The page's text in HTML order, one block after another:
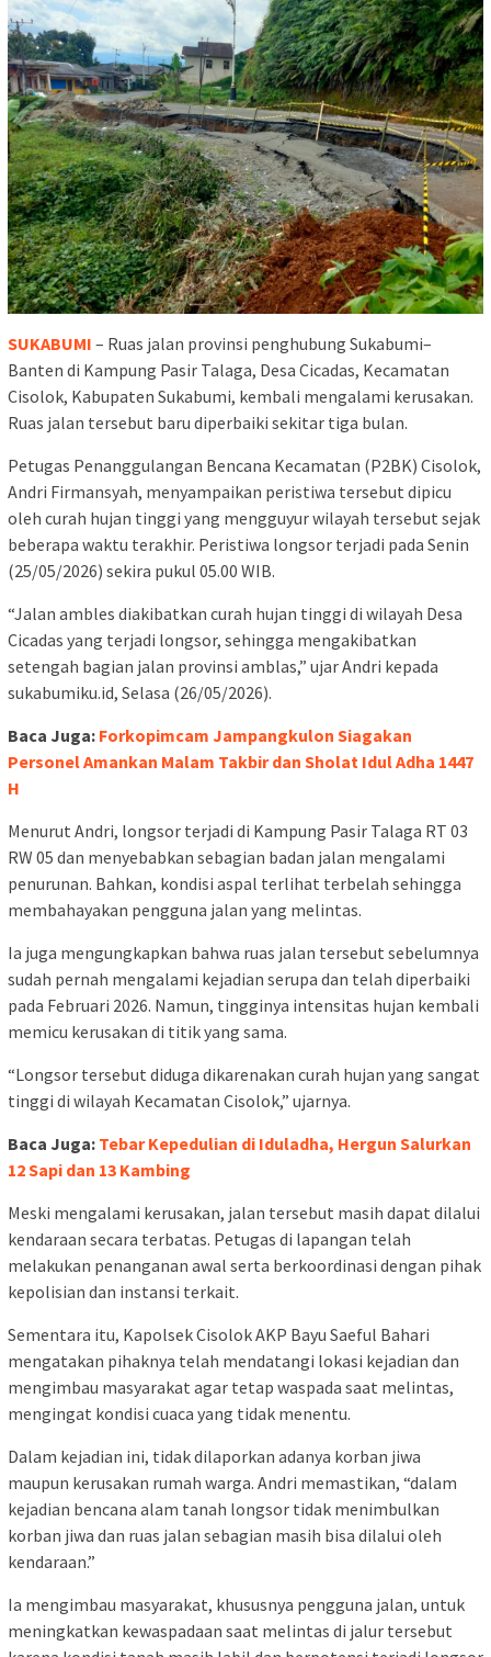
SUKABUMI – Ruas jalan provinsi penghubung Sukabumi–
Banten di Kampung Pasir Talaga, Desa Cicadas, Kecamatan
Cisolok, Kabupaten Sukabumi, kembali mengalami kerusakan.
Ruas jalan tersebut baru diperbaiki sekitar tiga bulan.
Petugas Penanggulangan Bencana Kecamatan (P2BK) Cisolok,
Andri Firmansyah, menyampaikan peristiwa tersebut dipicu
oleh curah hujan tinggi yang mengguyur wilayah tersebut sejak
beberapa waktu terakhir. Peristiwa longsor terjadi pada Senin
(25/05/2026) sekira pukul 05.00 WIB.
“Jalan ambles diakibatkan curah hujan tinggi di wilayah Desa
Cicadas yang terjadi longsor, sehingga mengakibatkan
setengah bagian jalan provinsi amblas,” ujar Andri kepada
sukabumiku.id, Selasa (26/05/2026).
Baca Juga: Forkopimcam Jampangkulon Siagakan
Personel Amankan Malam Takbir dan Sholat Idul Adha 1447
H
Menurut Andri, longsor terjadi di Kampung Pasir Talaga RT 03
RW 05 dan menyebabkan sebagian badan jalan mengalami
penurunan. Bahkan, kondisi aspal terlihat terbelah sehingga
membahayakan pengguna jalan yang melintas.
Ia juga mengungkapkan bahwa ruas jalan tersebut sebelumnya
sudah pernah mengalami kejadian serupa dan telah diperbaiki
pada Februari 2026. Namun, tingginya intensitas hujan kembali
memicu kerusakan di titik yang sama.
“Longsor tersebut diduga dikarenakan curah hujan yang sangat
tinggi di wilayah Kecamatan Cisolok,” ujarnya.
Baca Juga: Tebar Kepedulian di Iduladha, Hergun Salurkan
12 Sapi dan 13 Kambing
Meski mengalami kerusakan, jalan tersebut masih dapat dilalui
kendaraan secara terbatas. Petugas di lapangan telah
melakukan penanganan awal serta berkoordinasi dengan pihak
kepolisian dan instansi terkait.
Sementara itu, Kapolsek Cisolok AKP Bayu Saeful Bahari
mengatakan pihaknya telah mendatangi lokasi kejadian dan
mengimbau masyarakat agar tetap waspada saat melintas,
mengingat kondisi cuaca yang tidak menentu.
Dalam kejadian ini, tidak dilaporkan adanya korban jiwa
maupun kerusakan rumah warga. Andri memastikan, “dalam
kejadian bencana alam tanah longsor tidak menimbulkan
korban jiwa dan ruas jalan sebagian masih bisa dilalui oleh
kendaraan.”
Ia mengimbau masyarakat, khususnya pengguna jalan, untuk
meningkatkan kewaspadaan saat melintas di jalur tersebut